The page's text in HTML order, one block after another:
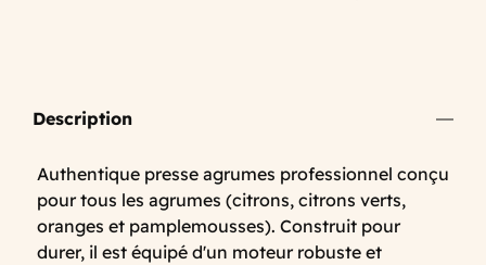
Description
Authentique presse agrumes professionnel conçu
pour tous les agrumes (citrons, citrons verts,
oranges et pamplemousses). Construit pour
durer, il est équipé d'un moteur robuste et